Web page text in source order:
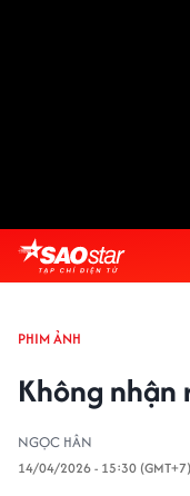
PHIM ẢNH
Không nhận
NGỌC HÂN
14/04/2026 - 15:30 (GMT+7)